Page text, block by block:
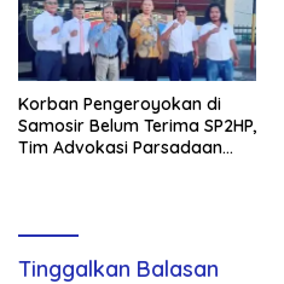
Korban Pengeroyokan di
Samosir Belum Terima SP2HP,
Tim Advokasi Parsadaan
Tinggalkan Balasan